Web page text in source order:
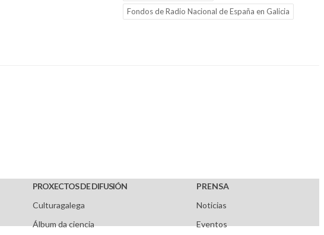
Fondos de Radio Nacional de España en Galicia
PROXECTOS DE DIFUSIÓN
Culturagalega
Álbum da ciencia
PRENSA
Noticias
Eventos